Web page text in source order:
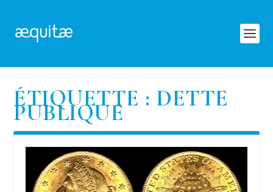
ÉTIQUETTE : DETTE
PUBLIQUE